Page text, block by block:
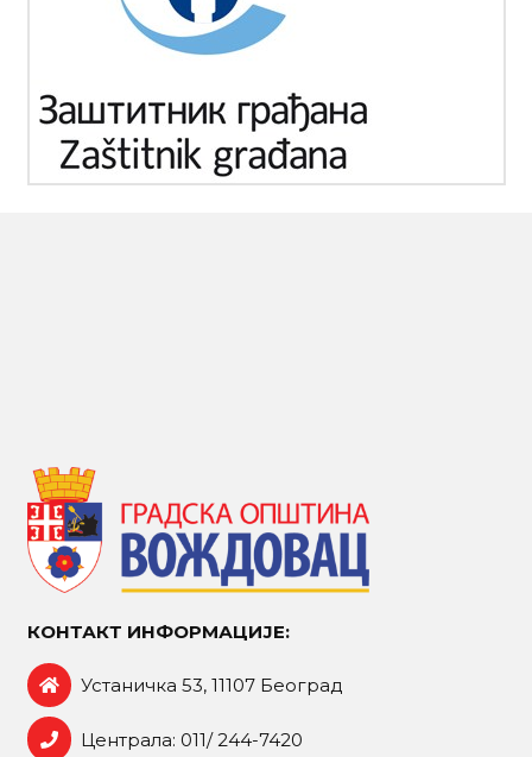
КОНТАКТ ИНФОРМАЦИЈЕ:
Устаничка 53, 11107 Београд
Централа: 011/ 244-7420